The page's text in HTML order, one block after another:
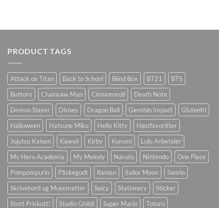
PRODUCT TAGS
Attack on Titan Back to School Blind Box BT21
BTS
Buttons
Chainsaw Man Cinnamoroll
Death Note
Demon Slayer
Disney Dragon Ball Genshin Impact
Glutenfri
Halloween
Hatsune Miku Hello Kitty
Høstfavoritter
Jujutsu Kaisen
Kawaii Kirby Kuromi
Lulu Anbefaler
My Hero Academia
My Melody Naruto Nintendo
One Piece
Pompompurin
Påskegodt Ramen Sailor Moon
Sanrio
Skrivebord og Musematter
Spicy Stationery
Sticker
Stort Priskutt!
Studio Ghibli Super Mario
Totoro